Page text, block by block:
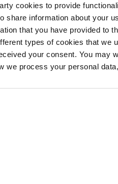
cookies to provide
share information about your
that you have provided to
types of cookies that
your consent. You may
we process your personal